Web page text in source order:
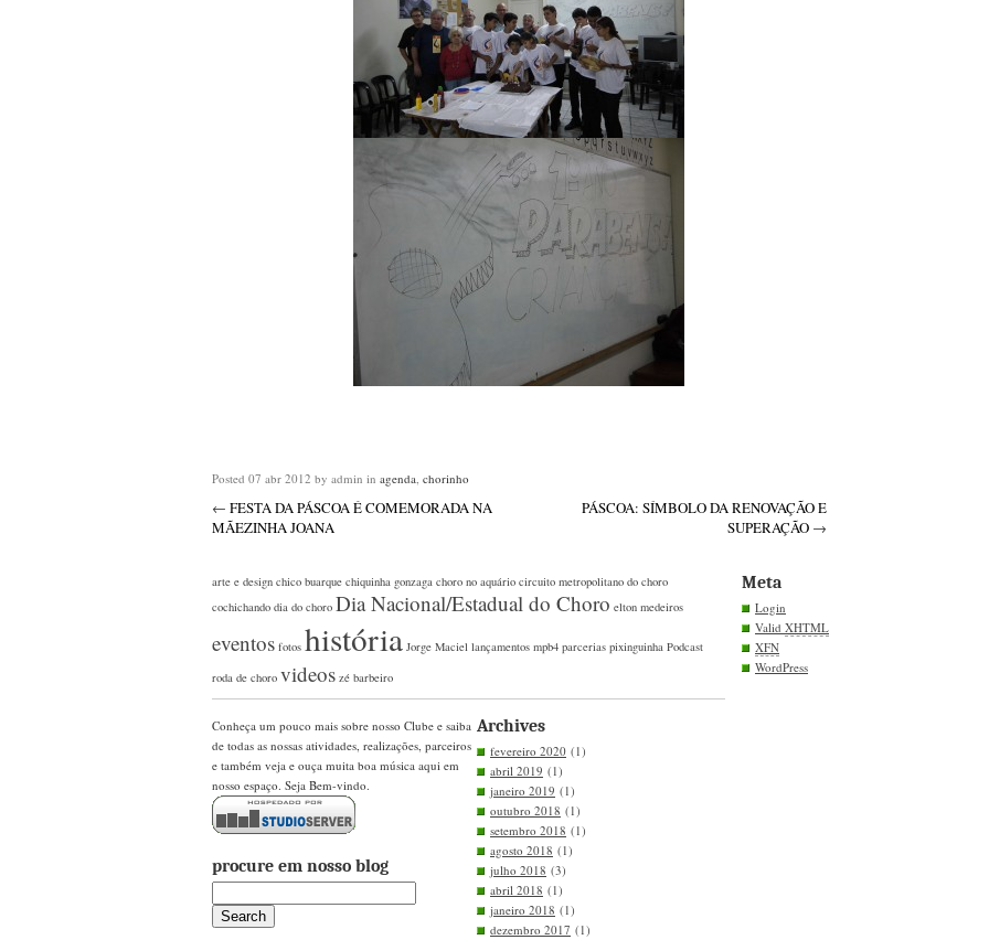
Posted 07 abr 2012 by admin in agenda, chorinho
← FESTA DA PÁSCOA É COMEMORADA NA
MÃEZINHA JOANA
PÁSCOA: SÍMBOLO DA RENOVAÇÃO E
SUPERAÇÃO→
arte e design chico buarque chiquinha gonzaga choro no aquário circuito metropolitano do choro
cochichando dia do choro Dia Nacional/Estadual do Choro elton medeiros
eventos fotos história Jorge Maciel lançamentos mpb4 parcerias pixinguinha Podcast
roda de choro videos zé barbeiro
Conheça um pouco mais sobre nosso Clube e saiba
de todas as nossas atividades, realizações, parceiros
e também veja e ouça muita boa música aqui em
nosso espaço. Seja Bem-vindo.
procure em nosso blog
Archives
fevereiro 2020 (1)
abril 2019 (1)
janeiro 2019 (1)
outubro 2018 (1)
setembro 2018 (1)
agosto 2018 (1)
julho 2018 (3)
abril 2018 (1)
janeiro 2018 (1)
dezembro 2017 (1)
Meta
Login
Valid XHTML
XFN
WordPress